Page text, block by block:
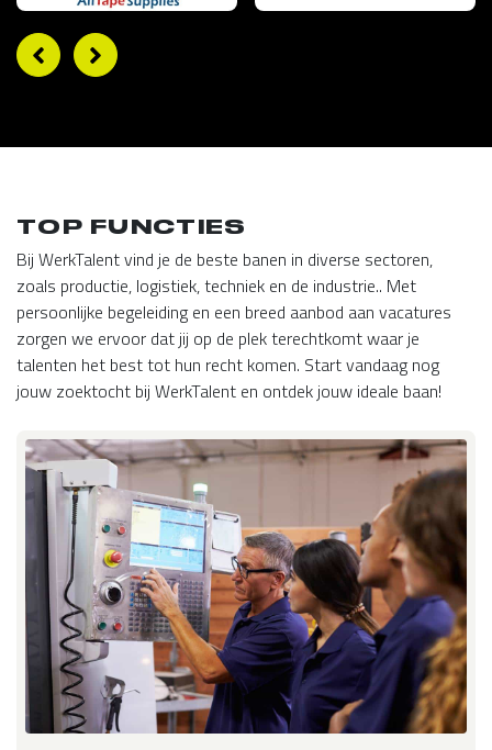
TOP FUNCTIES
Bij WerkTalent vind je de beste banen in diverse sectoren,
zoals productie, logistiek, techniek en de industrie.. Met
persoonlijke begeleiding en een breed aanbod aan vacatures
zorgen we ervoor dat jij op de plek terechtkomt waar je
talenten het best tot hun recht komen. Start vandaag nog
jouw zoektocht bij WerkTalent en ontdek jouw ideale baan!